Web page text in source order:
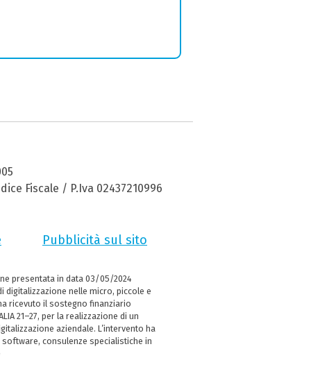
Fiscale / P.Iva 02437210996
Pubblicità sul sito
presentata in data 03/05/2024
digitalizzazione nelle micro, piccole e
ricevuto il sostegno finanziario
21–27, per la realizzazione di un
aziendale. L’intervento ha
consulenze specialistiche in